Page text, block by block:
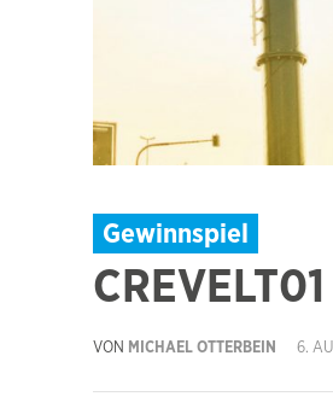
Gewinnspiel
VON MICHAEL OTTERBEIN 6.